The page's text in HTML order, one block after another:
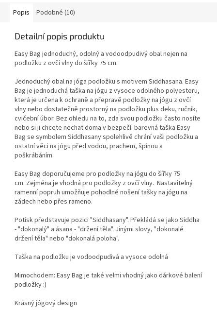
Popis Podobné (10)
Detailní popis produktu
Easy Bag jednoduchý, odolný a vodoodpudivý obal nejen na
podložku z ovčí vlny do šířky 75 cm.
Jednoduchý obal na jóga podložku s motivem Siddhasana. Easy
Bag je jednoduchá taška na jógu z vysoce odolného polyesteru,
která je určena k ochraně a přepravě podložky na jógu z ovčí
vlny nebo dostatečně prostorný na podložku plus deku, ručník,
cvičební úbor. Bez ohledu na to, zda svou podložku často nosíte
nebo si ji chcete nechat doma v bezpečí: barevná taška Easy
Bag se symbolem Siddhasany spolehlivě chrání vaši podložku a
ostatní věci na jógu před vodou, prachem, špínou a
poškrábáním.
Easy Bag doporučujeme pro podložky na jógu do šířky 75
cm. Zejména je vhodná pro podložky z ovčí vlny. Nastavitelný
ramenní popruh umožňuje pohodlné nošení tašky na jógu na
zádech nebo přes rameno.
Potisk představuje pozici "Siddhasany". Překládá se jako Siddha
- "dokonalý" a ásana - "držení těla". Jinými slovy, "dokonalé
držení těla" nebo "dokonalá poloha".
Taška na podložku je vodoodpudivá a vysoce odolná
Mimochodem: Easy Bag je také velmi vhodný jako dárkové balení
podložky :)
Krásný jógový design